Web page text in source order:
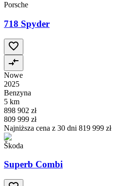
Porsche
718 Spyder
Nowe
2025
Benzyna
5 km
898 902 zł
809 999 zł
Najniższa cena z 30 dni 819 999 zł
Škoda
Superb Combi